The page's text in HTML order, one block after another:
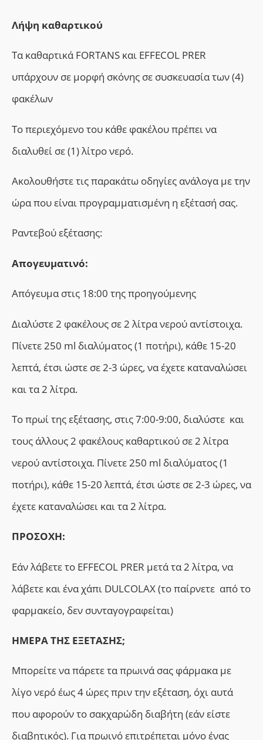
Λήψη καθαρτικού
Τα καθαρτικά FORTANS και EFFECOL PRER
υπάρχουν σε μορφή σκόνης σε συσκευασία των (4)
φακέλων
Το περιεχόμενο του κάθε φακέλου πρέπει να
διαλυθεί σε (1) λίτρο νερό.
Ακολουθήστε τις παρακάτω οδηγίες ανάλογα με την
ώρα που είναι προγραμματισμένη η εξέτασή σας.
Ραντεβού εξέτασης:
Απογευματινό:
Απόγευμα στις 18:00 της προηγούμενης
Διαλύστε 2 φακέλους σε 2 λίτρα νερού αντίστοιχα.
Πίνετε 250 ml διαλύματος (1 ποτήρι), κάθε 15-20
λεπτά, έτσι ώστε σε 2-3 ώρες, να έχετε καταναλώσει
και τα 2 λίτρα.
Το πρωί της εξέτασης, στις 7:00-9:00, διαλύστε και
τους άλλους 2 φακέλους καθαρτικού σε 2 λίτρα
νερού αντίστοιχα. Πίνετε 250 ml διαλύματος (1
ποτήρι), κάθε 15-20 λεπτά, έτσι ώστε σε 2-3 ώρες, να
έχετε καταναλώσει και τα 2 λίτρα.
ΠΡΟΣΟΧΗ:
Εάν λάβετε το EFFECOL PRER μετά τα 2 λίτρα, να
λάβετε και ένα χάπι DULCOLAX (το παίρνετε από το
φαρμακείο, δεν συνταγογραφείται)
ΗΜΕΡΑ ΤΗΣ ΕΞΕΤΑΣΗΣ;
Μπορείτε να πάρετε τα πρωινά σας φάρμακα με
λίγο νερό έως 4 ώρες πριν την εξέταση, όχι αυτά
που αφορούν το σακχαρώδη διαβήτη (εάν είστε
διαβητικός). Για πρωινό επιτρέπεται μόνο ένας